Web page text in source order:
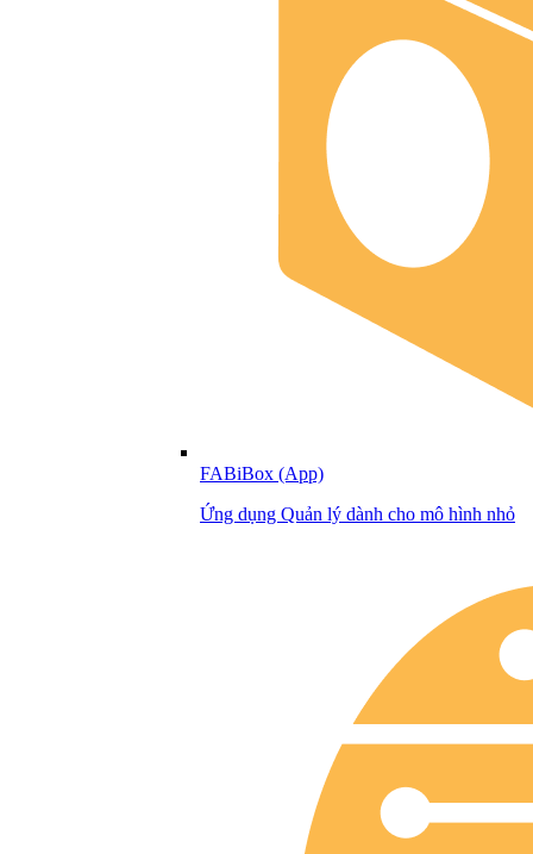
FABiBox (App)
Ứng dụng Quản lý dành cho mô hình nhỏ